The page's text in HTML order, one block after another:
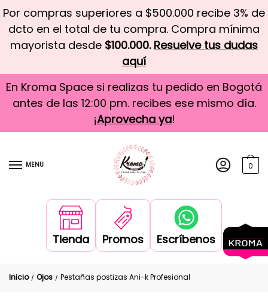
Por compras superiores a $500.000 recibe 3% de
dcto en el total de tu compra. Compra mínima
mayorista desde $100.000. Resuelve tus dudas
aquí
En Kroma Space si realizas tu pedido en Bogotá
antes de las 12:00 pm. recibes ese mismo día.
¡Aprovecha ya!
MENU 0
Tienda Promos Escríbenos
Inicio / Ojos / Pestañas postizas Ani-k Profesional